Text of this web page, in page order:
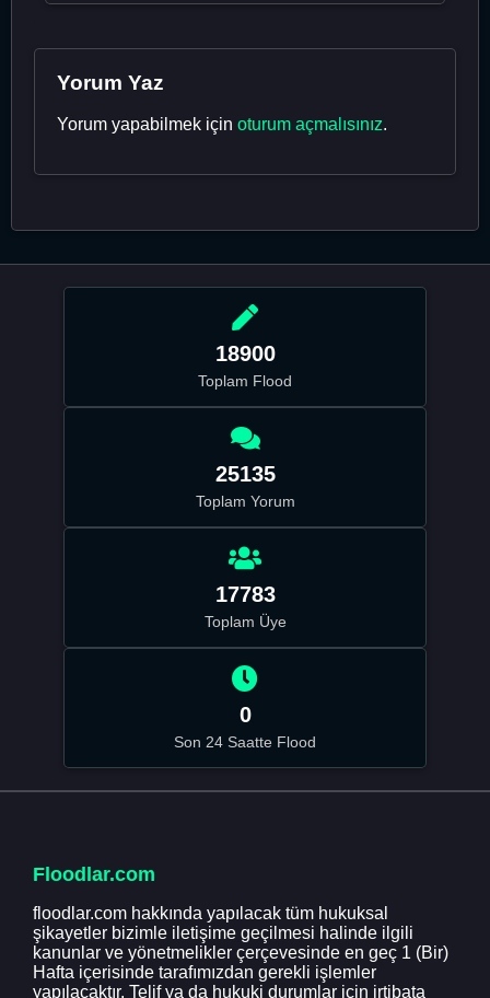
Yorum Yaz
Yorum yapabilmek için oturum açmalısınız.
18900
Toplam Flood
25135
Toplam Yorum
17783
Toplam Üye
0
Son 24 Saatte Flood
Floodlar.com
floodlar.com hakkında yapılacak tüm hukuksal
şikayetler bizimle iletişime geçilmesi halinde ilgili
kanunlar ve yönetmelikler çerçevesinde en geç 1 (Bir)
Hafta içerisinde tarafımızdan gerekli işlemler
yapılacaktır. Telif ya da hukuki durumlar için irtibata